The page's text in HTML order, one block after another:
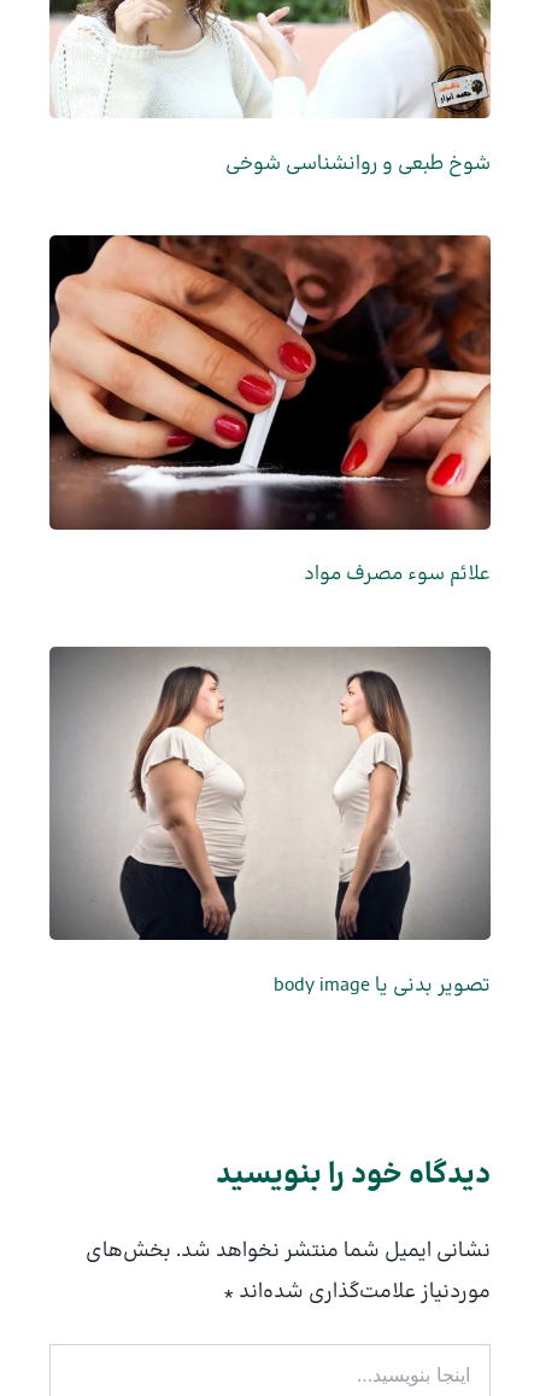
شوخ طبعی و روانشناسی شوخی
علائم سوء مصرف مواد
تصویر بدنی یا body image
دیدگاه‌ خود را بنویسید
نشانی ایمیل شما منتشر نخواهد شد. بخش‌های
موردنیاز علامت‌گذاری شده‌اند *
اینجا
بنویسید…